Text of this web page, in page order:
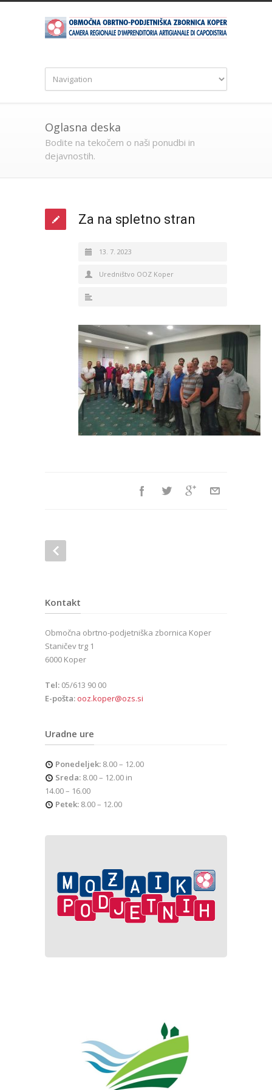
Oglasna deska
Bodite na tekočem o naši ponudbi in
dejavnostih.
Za na spletno stran
13. 7. 2023
Uredništvo OOZ Koper
Kontakt
Območna obrtno-podjetniška zbornica Koper
Staničev trg 1
6000 Koper
Tel: 05/613 90 00
E-pošta: ooz.koper@ozs.si
Uradne ure
Ponedeljek: 8.00 – 12.00
Sreda: 8.00 – 12.00 in
14.00 – 16.00
Petek: 8.00 – 12.00